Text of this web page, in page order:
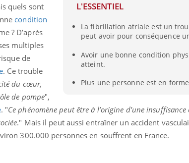
L'ESSENTIEL
La fibrillation atriale est un
peut avoir pour conséquence
Avoir une bonne condition
atteint.
Plus une personne est en
quels sont
condition
? D’après
multiples
de
. Ce trouble
du cœur,
de pompe",
. "Ce phénomène peut être à l’origine d'une
." Mais il peut aussi entraîner un accident
300.000 personnes en souffrent en France.